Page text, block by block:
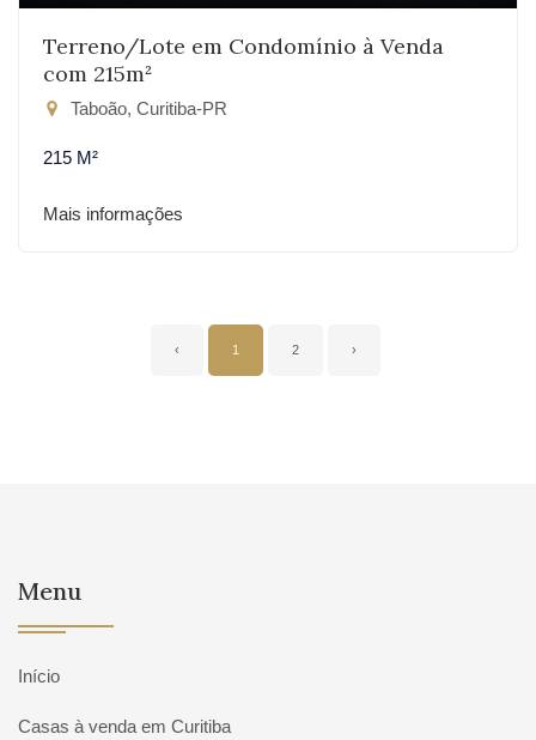
Terreno/Lote em Condomínio à Venda
com 215m²
Taboão, Curitiba-PR
215 M²
Mais informações
‹ 1 2 ›
Menu
Início
Casas à venda em Curitiba